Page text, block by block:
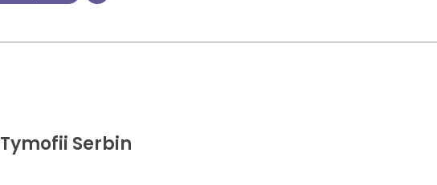
Tymofii Serbin